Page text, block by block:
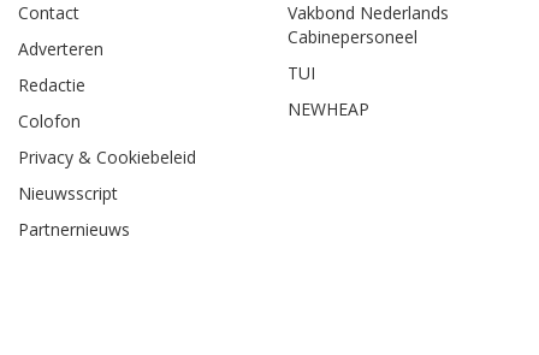
Contact
Adverteren
Redactie
Colofon
Privacy & Cookiebeleid
Nieuwsscript
Partnernieuws
Vakbond Nederlands
Cabinepersoneel
TUI
NEWHEAP